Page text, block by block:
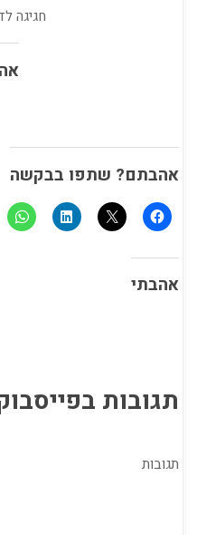
חגיגה
אהבתם? שתפו בבקשה
אהבתי
תגובות
תגובות